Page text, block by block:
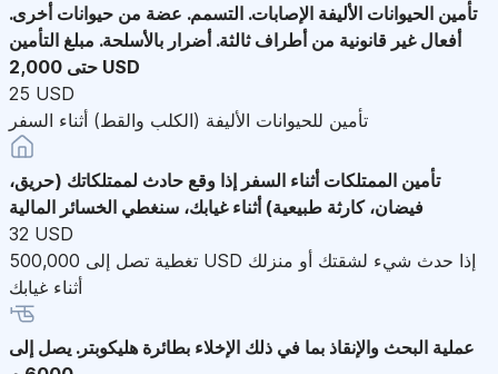
تأمين الحيوانات الأليفة الإصابات. التسمم. عضة من حيوانات أخرى.
أفعال غير قانونية من أطراف ثالثة. أضرار بالأسلحة. مبلغ التأمين
حتى 2,000 USD
25 USD
تأمين للحيوانات الأليفة (الكلب والقط) أثناء السفر
تأمين الممتلكات أثناء السفر إذا وقع حادث لممتلكاتك (حريق،
فيضان، كارثة طبيعية) أثناء غيابك، سنغطي الخسائر المالية
32 USD
تغطية تصل إلى 500,000 USD إذا حدث شيء لشقتك أو منزلك
أثناء غيابك
عملية البحث والإنقاذ بما في ذلك الإخلاء بطائرة هليكوبتر. يصل إلى